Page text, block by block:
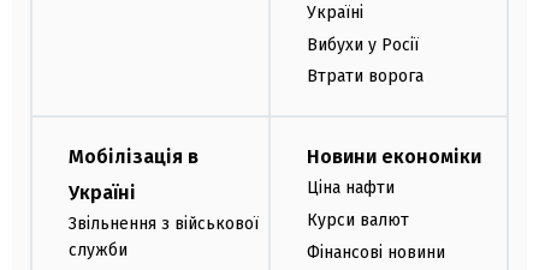
Україні
Вибухи у Росії
Втрати ворога
Мобілізація в
Україні
Звільнення з військової
служби
Новини економіки
Ціна нафти
Курси валют
Фінансові новини